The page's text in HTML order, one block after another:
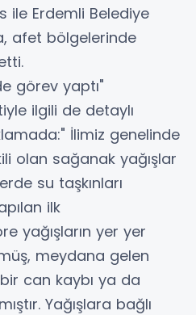
ile Erdemli Belediye
afet bölgelerinde
görev yaptı"
ilgili de detaylı
İlimiz genelinde
olan sağanak yağışlar
su taşkınları
ilk
yağışların yer yer
meydana gelen
can kaybı ya da
Yağışlara bağlı